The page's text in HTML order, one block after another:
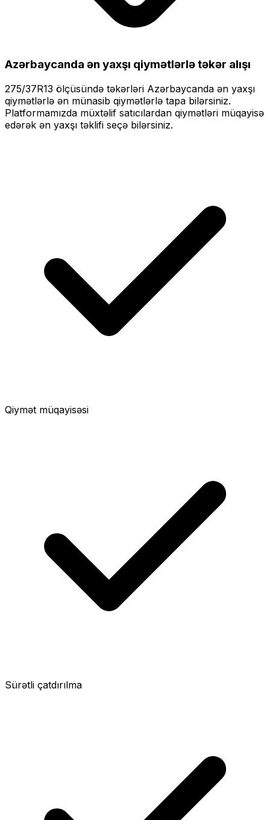
Azərbaycanda ən yaxşı qiymətlərlətəkər alışı
275/37R13 ölçüsündə təkərləri Azərbaycanda ən yaxşı
qiymətlərlə ən münasib qiymətlərlə tapa bilərsiniz.
Platformamızda müxtəlif satıcılardan qiymətləri müqayisə
edərək ən yaxşı təklifi seçə bilərsiniz.
Qiymət müqayisəsi
Sürətli çatdırılma